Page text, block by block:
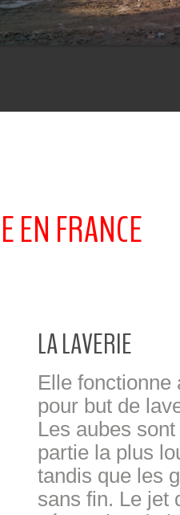
EN FRANCE
LA LAVERIE
Elle fonctionne
pour but de
Les aubes
partie la plus
tandis que les
sans fin. Le jet